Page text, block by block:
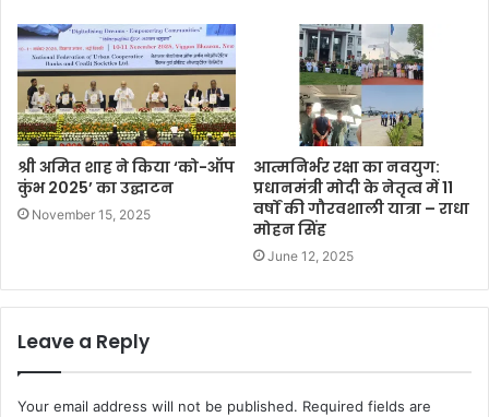
श्री अमित शाह ने किया ‘को-ऑप
कुंभ 2025’ का उद्घाटन
November 15, 2025
आत्मनिर्भर रक्षा का नवयुग:
प्रधानमंत्री मोदी के नेतृत्व में 11
वर्षों की गौरवशाली यात्रा – राधा
मोहन सिंह
June 12, 2025
Leave a Reply
Your email address will not be published. Required fields are